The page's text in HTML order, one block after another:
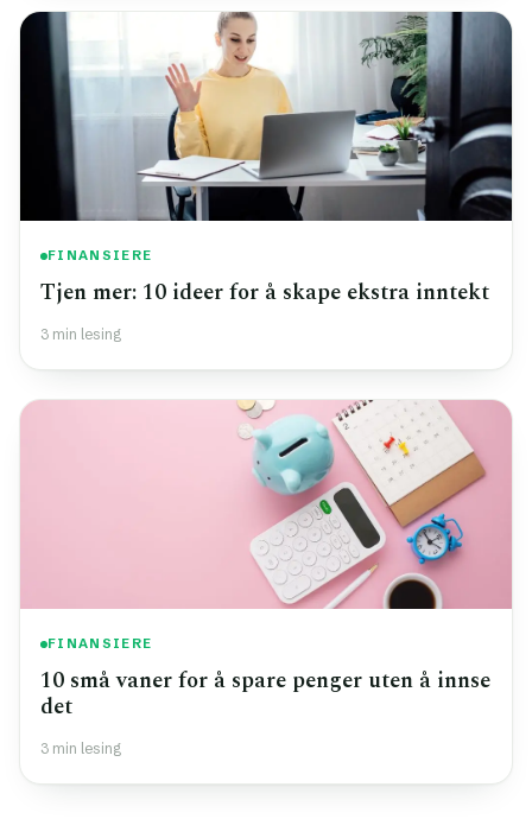
FINANSIERE
Tjen mer: 10 ideer for å skape ekstra inntekt
3 min lesing
FINANSIERE
10 små vaner for å spare penger uten å innse
det
3 min lesing